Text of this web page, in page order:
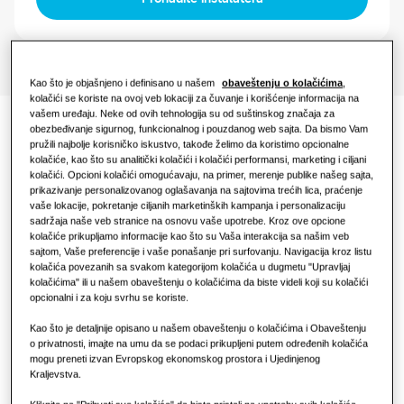
Restoran
Kancelarija
Održivost
One Samsung
Dokumentacija
Izjava o usklađenosti
Download
Bez hladne promaje, sa
Kao što je objašnjeno i definisano u našem obaveštenju o kolačićima,
kolačići se koriste na ovoj veb lokaciji za čuvanje i korišćenje informacija na
vašem uređaju. Neke od ovih tehnologija su od suštinskog značaja za
obezbeđivanje sigurnog, funkcionalnog i pouzdanog web sajta. Da bismo Vam
pružili najbolje korisničko iskustvo, takođe želimo da koristimo opcionalne
kolačiće, kao što su analitički kolačići i kolačići performansi, marketing i ciljani
kolačići. Opcioni kolačići omogućavaju, na primer, merenje publike našeg sajta,
prikazivanje personalizovanog oglašavanja na sajtovima trećih lica, praćenje
vaše lokacije, pokretanje ciljanih marketinških kampanja i personalizaciju
sadržaja naše veb stranice na osnovu vaše upotrebe. Kroz ove opcione
kolačiće prikupljamo informacije kao što su Vaša interakcija sa našim veb
sajtom, Vaše preferencije i vaše ponašanje pri surfovanju. Navigacija kroz listu
kolačića povezanih sa svakom kategorijom kolačića u dugmetu "Upravljaj
kolačićima" ili u našem obaveštenju o kolačićima da biste videli koji su kolačići
opcionalni i za koju svrhu se koriste.
Kao što je detaljnije opisano u našem obaveštenju o kolačićima i Obaveštenju
o privatnosti, imajte na umu da se podaci prikupljeni putem određenih kolačića
mogu preneti izvan Evropskog ekonomskog prostora i Ujedinjenog
Kraljevstva.